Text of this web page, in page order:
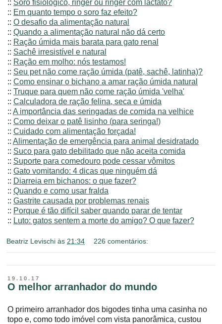
:: Soro fisiológico, ringer ou ringer com lactato?
:: Em quanto tempo o soro faz efeito?
:: O desafio da alimentação natural
:: Quando a alimentação natural não dá certo
:: Ração úmida mais barata para gato renal
:: Sachê irresistível e natural
:: Ração em molho: nós testamos!
:: Seu pet não come ração úmida (patê, sachê, latinha)?
:: Como ensinar o bichano a amar ração úmida natural
:: Truque para quem não come ração úmida 'velha'
:: Calculadora de ração felina, seca e úmida
:: A importância das seringadas de comida na velhice
:: Como deixar o patê lisinho (para seringa!)
:: Cuidado com alimentação forçada!
:: Alimentação de emergência para animal desidratado
:: Suco para gato debilitado que não aceita comida
:: Suporte para comedouro pode cessar vômitos
:: Gato vomitando: 4 dicas que ninguém dá
:: Diarreia em bichanos: o que fazer?
:: Quando e como usar fralda
:: Gastrite causada por problemas renais
:: Porque é tão difícil saber quando parar de tentar
:: Luto: gatos sentem a morte do amigo? O que fazer?
Beatriz Levischi às 21:34 226 comentários:
19.10.17
O melhor arranhador do mundo
O primeiro arranhador dos bigodes tinha uma casinha no
topo e, como todo imóvel com vista panorâmica, custou